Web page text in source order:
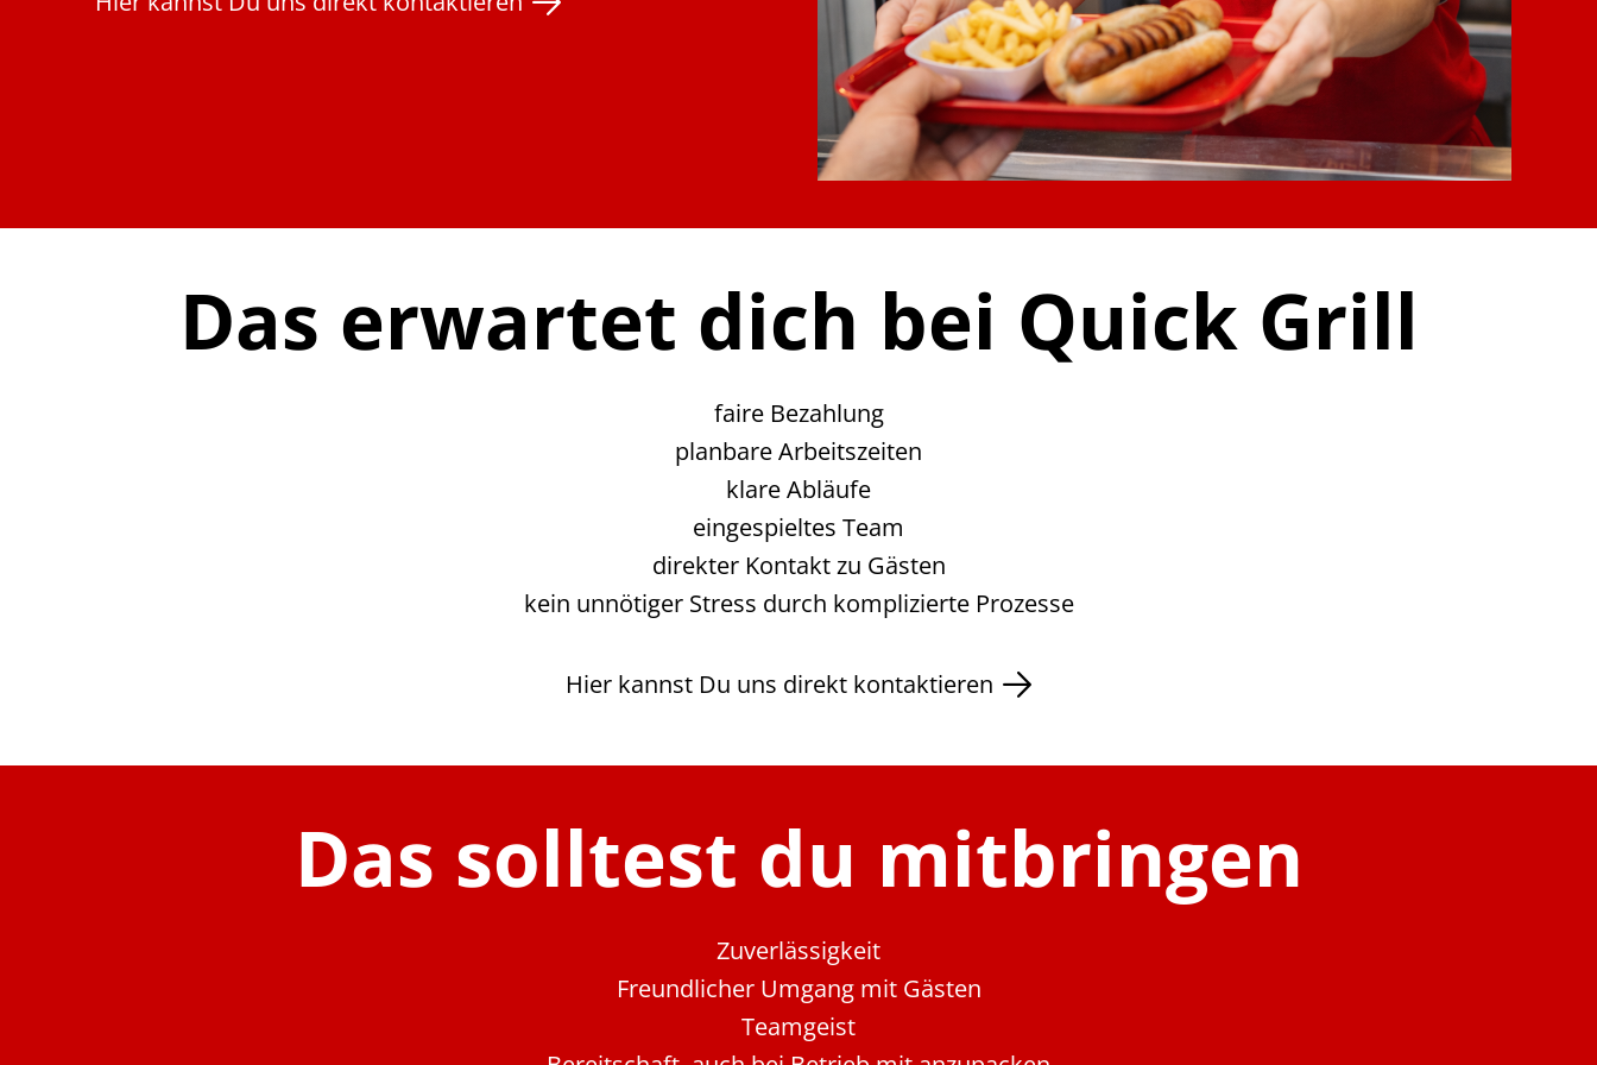
Das erwartet dich bei Quick Grill
faire Bezahlung
planbare Arbeitszeiten
klare Abläufe
eingespieltes Team
direkter Kontakt zu Gästen
kein unnötiger Stress durch komplizierte Prozesse
Hier kannst Du uns direkt kontaktieren
Das solltest du mitbringen
Zuverlässigkeit
Freundlicher Umgang mit Gästen
Teamgeist